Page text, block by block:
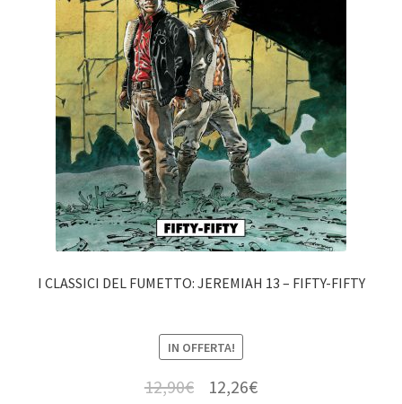
I CLASSICI DEL FUMETTO: JEREMIAH 13 – FIFTY-FIFTY
IN OFFERTA!
12,90€ 12,26€